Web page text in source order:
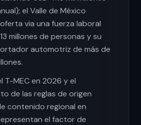
el Valle de México
via una fuerza laboral
millones de personas y su
automotriz de más de
T-MEC en 2026 y el
de las reglas de origen
contenido regional en
el factor de